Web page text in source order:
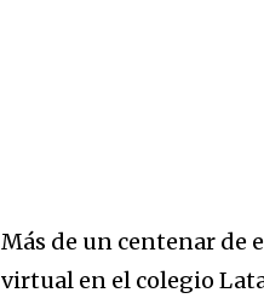
Más de un centenar de
virtual en el colegio